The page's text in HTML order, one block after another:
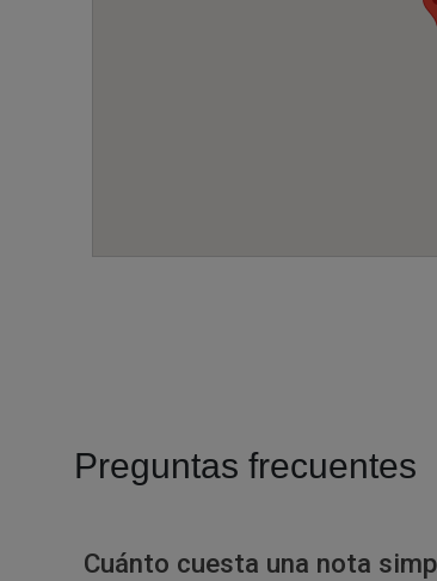
Preguntas frecuentes
Cuánto cuesta una nota